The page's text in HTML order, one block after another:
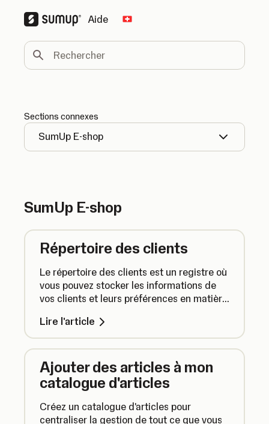
Aide Change country
Rechercher
Sections connexes
SumUp E-shop
SumUp E-shop
Répertoire des clients
Le répertoire des clients est un registre où
vous pouvez stocker les informations de
vos clients et leurs préférences en matière
Lire l'article
Ajouter des articles à mon
catalogue d'articles
Créez un catalogue d'articles pour
centraliser la gestion de tout ce que vous